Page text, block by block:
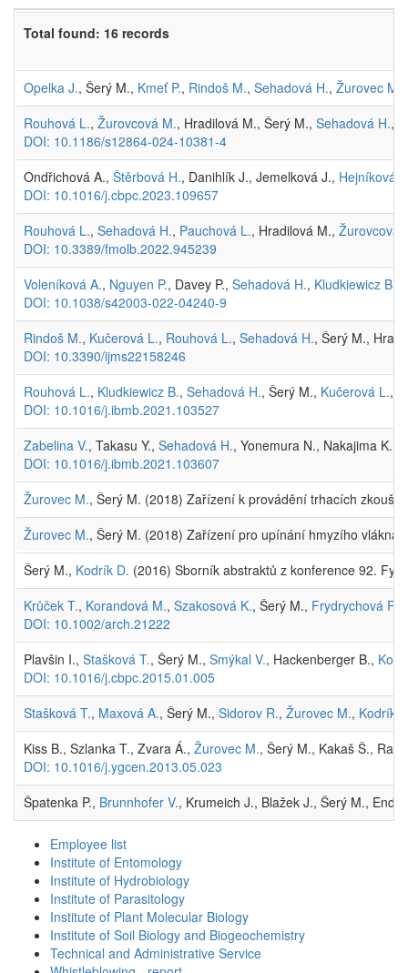
Total found: 16 records
Opelka J., Šerý M., Kmeť P., Rindoš M., Sehadová H., Žurovec M.
Rouhová L., Žurovcová M., Hradilová M., Šerý M., Sehadová H.,
DOI: 10.1186/s12864-024-10381-4
Ondřichová A., Štěrbová H., Danihlík J., Jemelková J., Hejníková
DOI: 10.1016/j.cbpc.2023.109657
Rouhová L., Sehadová H., Pauchová L., Hradilová M., Žurovcová
DOI: 10.3389/fmolb.2022.945239
Voleníková A., Nguyen P., Davey P., Sehadová H., Kludkiewicz B.
DOI: 10.1038/s42003-022-04240-9
Rindoš M., Kučerová L., Rouhová L., Sehadová H., Šerý M.,
DOI: 10.3390/ijms22158246
Rouhová L., Kludkiewicz B., Sehadová H., Šerý M., Kučerová L.,
DOI: 10.1016/j.ibmb.2021.103527
Zabelina V., Takasu Y., Sehadová H., Yonemura N., Nakajima K.,
DOI: 10.1016/j.ibmb.2021.103607
Žurovec M., Šerý M. (2018) Zařízení k provádění trhacích
Žurovec M., Šerý M. (2018) Zařízení pro upínání hmyzího vlákna
Šerý M., Kodrík D. (2016) Sborník abstraktů z konference 92.
Krůček T., Korandová M., Szakosová K., Šerý M., Frydrychová R.
DOI: 10.1002/arch.21222
Plavšin I., Stašková T., Šerý M., Smýkal V., Hackenberger B.,
DOI: 10.1016/j.cbpc.2015.01.005
Stašková T., Maxová A., Šerý M., Sidorov R., Žurovec M., Kodrík
Kiss B., Szlanka T., Zvara Á., Žurovec M., Šerý M., Kakaš Š.,
DOI: 10.1016/j.ygcen.2013.05.023
Špatenka P., Brunnhofer V., Krumeich J., Blažek J., Šerý M.,
Employee list
Institute of Entomology
Institute of Hydrobiology
Institute of Parasitology
Institute of Plant Molecular Biology
Institute of Soil Biology and Biogeochemistry
Technical and Administrative Service